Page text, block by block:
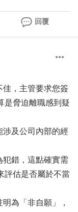
回覆
佳，主管要求您簽
是脅迫離職感到疑
涉及公司內部的經
錯，這點確實需
評估是否屬於不當
為「非自願」，